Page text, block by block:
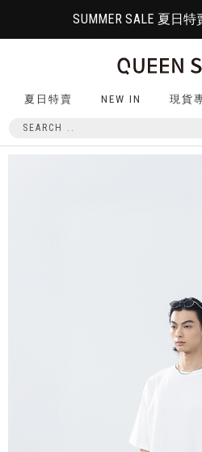
SUMMER SALE 夏日
夏日特賣 NEW IN 現貨